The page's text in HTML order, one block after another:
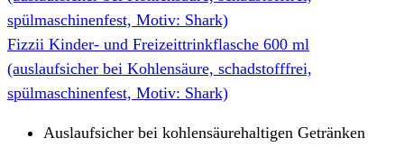
Fizzii Kinder- und Freizeittrinkflasche 600 ml
(auslaufsicher bei Kohlensäure, schadstofffrei,
spülmaschinenfest, Motiv: Shark)
Auslaufsicher bei kohlensäurehaltigen Getränken